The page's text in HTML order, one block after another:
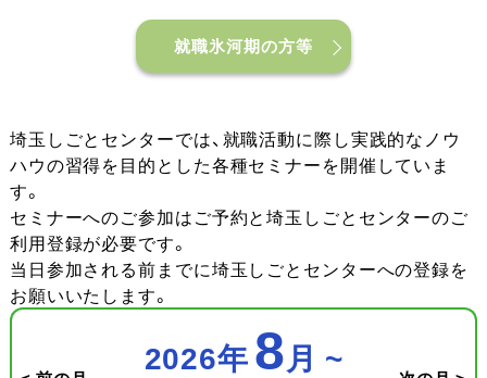
就職氷河期の方等
埼玉しごとセンターでは、就職活動に際し実践的なノウ
ハウの習得を目的とした各種セミナーを開催していま
す。
セミナーへのご参加はご予約と埼玉しごとセンターのご
利用登録が必要です。
当日参加される前までに埼玉しごとセンターへの登録を
お願いいたします。
2026年8月 ~